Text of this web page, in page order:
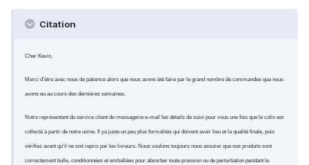
Citation
Cher Kevin,
Merci d'être avec nous de patience alors que nous avons été faire par le grand nombre de commandes que nous
avons eu au cours des dernières semaines.
Notre représentant du service client de messagerie e-mail les détails de suivi pour vous une fois que le colis est
collecté à partir de notre usine. Il ya juste un peu plus formalités qui doivent avoir lieu et la qualité finale, puis
vérifiez avant qu'il ne soit repris par les livreurs. Nous voulons toujours nous assurer que nos produits sont
correctement bulle, conditionnées et emballées pour absorber toute pression ou de perturbation pendant le